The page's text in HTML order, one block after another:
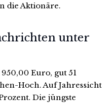
die Aktionäre.
unter
Euro, gut 51
Hoch. Auf Jahressicht
Die jüngste